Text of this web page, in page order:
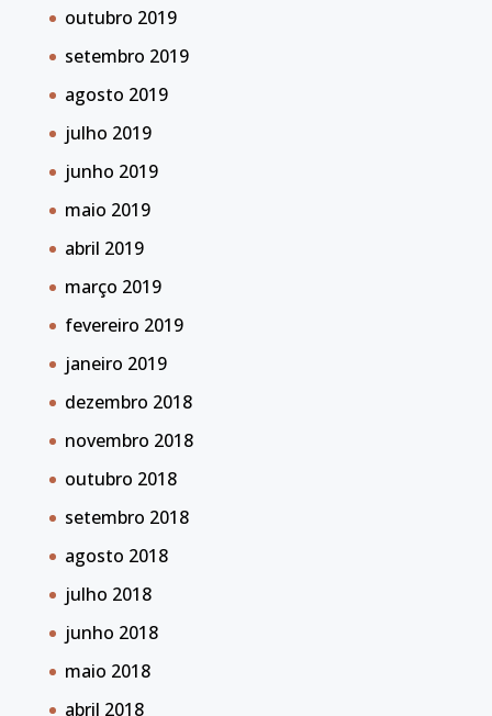
outubro 2019
setembro 2019
agosto 2019
julho 2019
junho 2019
maio 2019
abril 2019
março 2019
fevereiro 2019
janeiro 2019
dezembro 2018
novembro 2018
outubro 2018
setembro 2018
agosto 2018
julho 2018
junho 2018
maio 2018
abril 2018